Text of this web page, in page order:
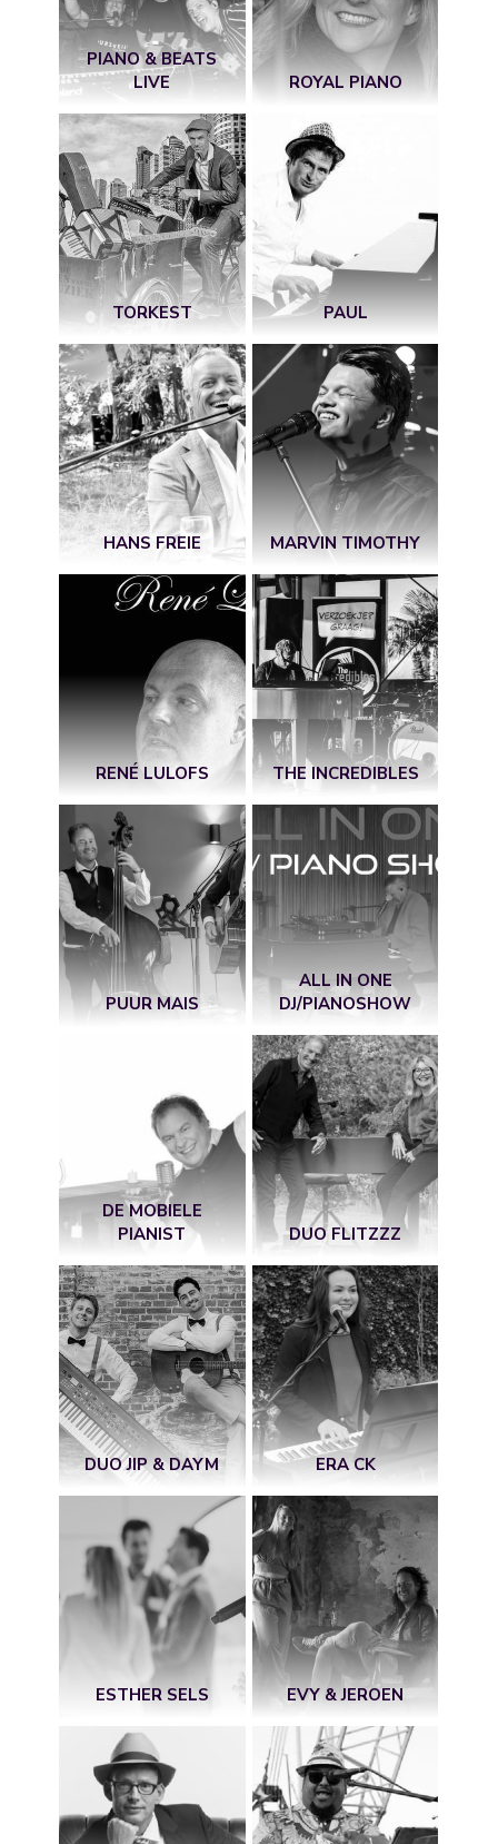
PIANO & BEATS
LIVE
ROYAL PIANO
TORKEST PAUL
HANS FREIE MARVIN TIMOTHY
RENÉ LULOFS THE INCREDIBLES
PUUR MAIS
ALL IN ONE
DJ/PIANOSHOW
DE MOBIELE
PIANIST
DUO FLITZZZ
DUO JIP & DAYM ERA CK
ESTHER SELS EVY & JEROEN